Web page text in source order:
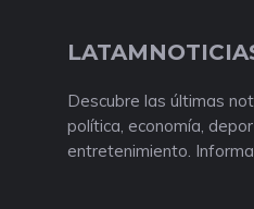
Descubre las últimas
política, economía,
entretenimiento.